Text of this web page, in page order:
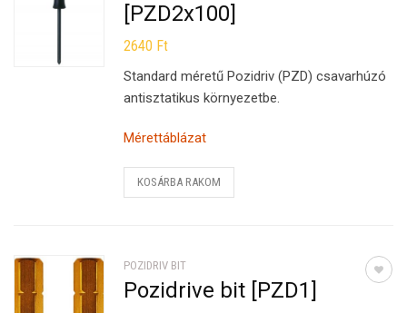
[PZD2x100]
2640 Ft
Standard méretű Pozidriv (PZD) csavarhúzó
antisztatikus környezetbe.
Mérettáblázat
KOSÁRBA RAKOM
POZIDRIV BIT
Pozidrive bit [PZD1]